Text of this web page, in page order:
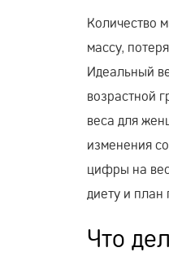
Количество
массу,
Идеальный
возрастной
веса для
изменения
цифры на
диету и план
Что